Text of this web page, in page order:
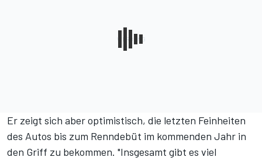
Er zeigt sich aber optimistisch, die letzten Feinheiten
des Autos bis zum Renndebüt im kommenden Jahr in
den Griff zu bekommen. "Insgesamt gibt es viel